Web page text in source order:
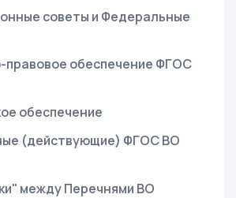
советы и Федеральные
правовое обеспечение ФГОС
обеспечение
(действующие) ФГОС ВО
между Перечнями ВО